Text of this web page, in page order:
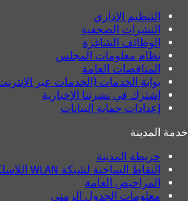
التنظيم الإداري
النشرات الصحفية
الوظائف الشاغرة
نظام معلومات المجلس
المناقصات العامة
بوابة الخدمات (الخدمات عبر
اشترك في نشرتنا الإخبارية
إعدادات حماية البيانات
خدمة المدينة
خريطة المدينة
النقاط الساخنة لشبكة WLAN اللاسلكية
المراحيض العامة
معلومات الجدول الزمني